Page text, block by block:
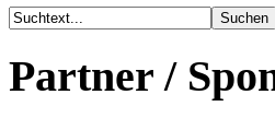
Partner /